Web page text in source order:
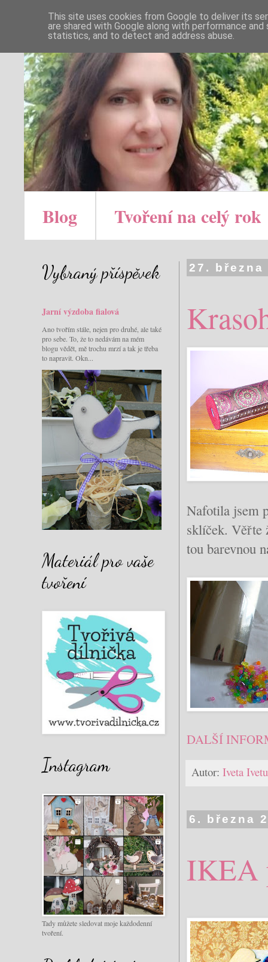
Blog Tvoření na celý rok
27. března
Nafotila jsem
sklíček. Věřte
tou barevnou
DALŠÍ
Autor: Iveta
6. března
IKEA
Vybraný příspěvek
Jarní výzdoba fialová
Ano tvořím stále, nejen pro druhé, ale také
pro sebe. To, že to nedávám na mém
blogu vědět, mě trochu mrzí a tak je třeba
to napravit. Okn...
Materiál pro vaše
tvoření
Instagram
Tady můžete sledovat moje každodenní
tvoření.
This site uses cookies from Google to deliver its
are shared with Google along with performance
statistics, and to detect and address abuse.